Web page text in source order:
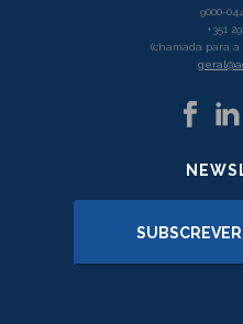
9000-
+351
(chamada para